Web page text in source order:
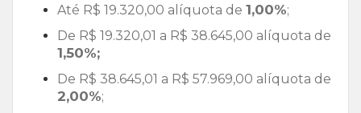
Até R$ 19.320,00 alíquota de 1,00%;
De R$ 19.320,01 a R$ 38.645,00 alíquota de
1,50%;
De R$ 38.645,01 a R$ 57.969,00 alíquota de
2,00%;